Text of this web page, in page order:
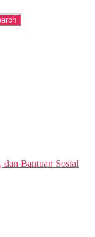
Bantuan Sosial